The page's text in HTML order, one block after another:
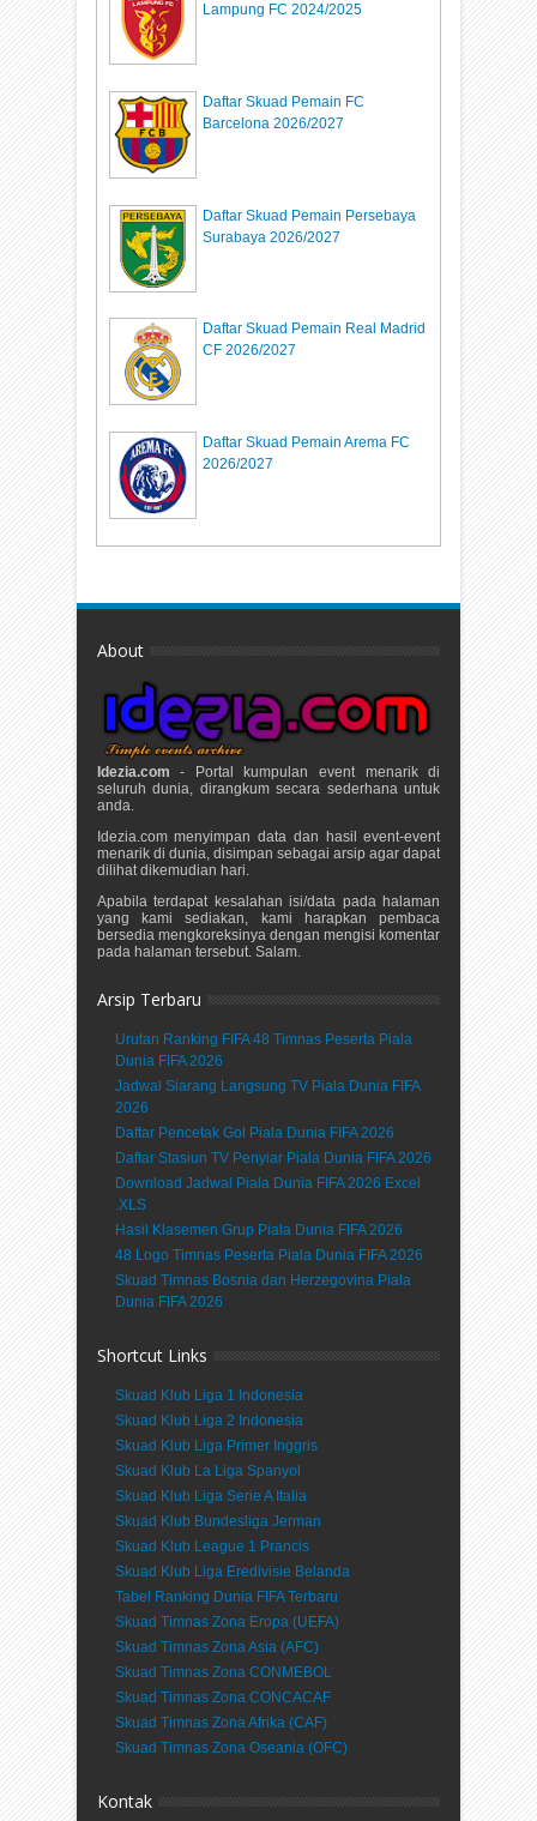
Lampung FC 2024/2025
Daftar Skuad Pemain FC
Barcelona 2026/2027
Daftar Skuad Pemain Persebaya
Surabaya 2026/2027
Daftar Skuad Pemain Real Madrid
CF 2026/2027
Daftar Skuad Pemain Arema FC
2026/2027
About
Idezia.com - Portal kumpulan event menarik di
seluruh dunia, dirangkum secara sederhana untuk
anda.
Idezia.com menyimpan data dan hasil event-event
menarik di dunia, disimpan sebagai arsip agar dapat
dilihat dikemudian hari.
Apabila terdapat kesalahan isi/data pada halaman
yang kami sediakan, kami harapkan pembaca
bersedia mengkoreksinya dengan mengisi komentar
pada halaman tersebut. Salam.
Arsip Terbaru
Urutan Ranking FIFA 48 Timnas Peserta Piala
Dunia FIFA 2026
Jadwal Siarang Langsung TV Piala Dunia FIFA
2026
Daftar Pencetak Gol Piala Dunia FIFA 2026
Daftar Stasiun TV Penyiar Piala Dunia FIFA 2026
Download Jadwal Piala Dunia FIFA 2026 Excel
.XLS
Hasil Klasemen Grup Piala Dunia FIFA 2026
48 Logo Timnas Peserta Piala Dunia FIFA 2026
Skuad Timnas Bosnia dan Herzegovina Piala
Dunia FIFA 2026
Shortcut Links
Skuad Klub Liga 1 Indonesia
Skuad Klub Liga 2 Indonesia
Skuad Klub Liga Primer Inggris
Skuad Klub La Liga Spanyol
Skuad Klub Liga Serie A Italia
Skuad Klub Bundesliga Jerman
Skuad Klub League 1 Prancis
Skuad Klub Liga Eredivisie Belanda
Tabel Ranking Dunia FIFA Terbaru
Skuad Timnas Zona Eropa (UEFA)
Skuad Timnas Zona Asia (AFC)
Skuad Timnas Zona CONMEBOL
Skuad Timnas Zona CONCACAF
Skuad Timnas Zona Afrika (CAF)
Skuad Timnas Zona Oseania (OFC)
Kontak